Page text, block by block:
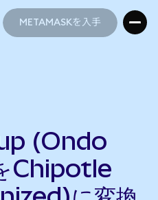
METAMASKを入手
(Ondo
Chipotle